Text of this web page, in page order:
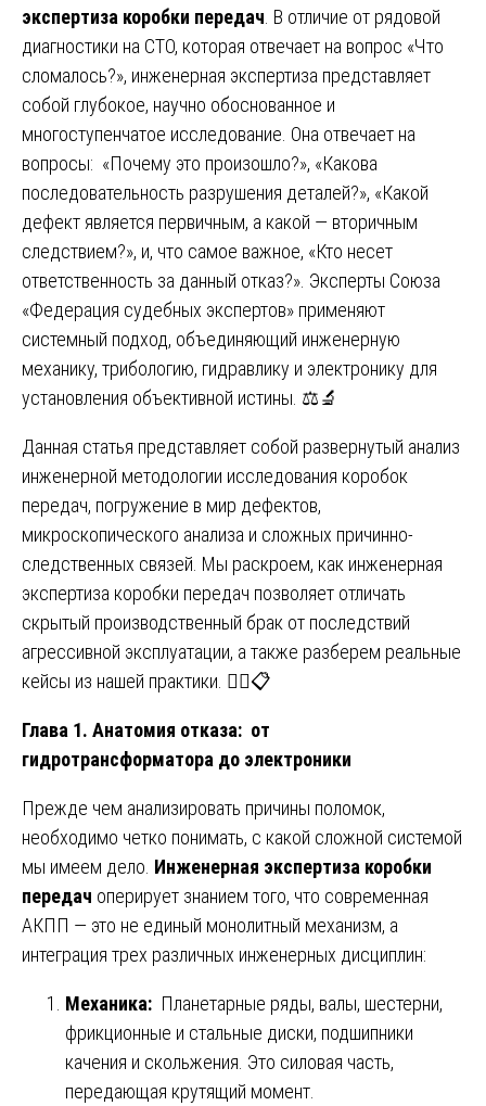
экспертиза коробки передач . В отличие от рядовой
диагностики на СТО, которая отвечает на вопрос «Что
сломалось?», инженерная экспертиза представляет
собой глубокое, научно обоснованное и
многоступенчатое исследование. Она отвечает на
вопросы: «Почему это произошло?», «Какова
последовательность разрушения деталей?», «Какой
дефект является первичным, а какой — вторичным
следствием?», и, что самое важное, «Кто несет
ответственность за данный отказ?». Эксперты Союза
«Федерация судебных экспертов» применяют
системный подход, объединяющий инженерную
механику, трибологию, гидравлику и электронику для
установления объективной истины. ⚖️🔬
Данная статья представляет собой развернутый анализ
инженерной методологии исследования коробок
передач, погружение в мир дефектов,
микроскопического анализа и сложных причинно-
следственных связей. Мы раскроем, как инженерная
экспертиза коробки передач позволяет отличать
скрытый производственный брак от последствий
агрессивной эксплуатации, а также разберем реальные
кейсы из нашей практики. 🕵️‍♂️📋
Глава 1. Анатомия отказа: от
гидротрансформатора до электроники
Прежде чем анализировать причины поломок,
необходимо четко понимать, с какой сложной системой
мы имеем дело. Инженерная экспертиза коробки
передач оперирует знанием того, что современная
АКПП — это не единый монолитный механизм, а
интеграция трех различных инженерных дисциплин:
Механика: Планетарные ряды, валы, шестерни,
фрикционные и стальные диски, подшипники
качения и скольжения. Это силовая часть,
передающая крутящий момент.